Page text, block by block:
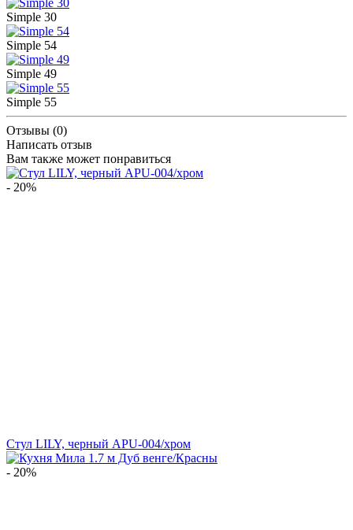
Simple 30
Simple 54
Simple 49
Simple 55
Отзывы (0)
Написать отзыв
Вам также может понравиться
- 20%
Стул LILY, черный APU-004/хром
- 20%